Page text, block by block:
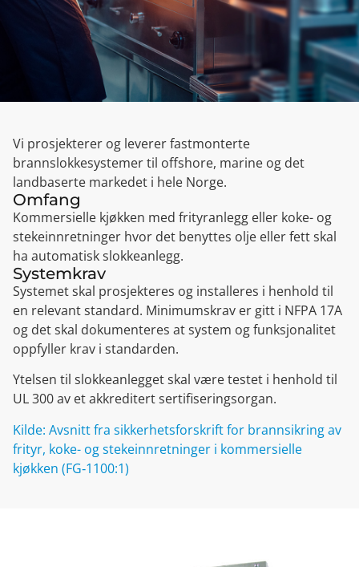
Vi prosjekterer og leverer fastmonterte
brannslokkesystemer til offshore, marine og det
landbaserte markedet i hele Norge.
Omfang
Kommersielle kjøkken med frityranlegg eller koke- og
stekeinnretninger hvor det benyttes olje eller fett skal
ha automatisk slokkeanlegg.
Systemkrav
Systemet skal prosjekteres og installeres i henhold til
en relevant standard. Minimumskrav er gitt i NFPA 17A
og det skal dokumenteres at system og funksjonalitet
oppfyller krav i standarden.
Ytelsen til slokkeanlegget skal være testet i henhold til
UL 300 av et akkreditert sertifiseringsorgan.
Kilde: Avsnitt fra sikkerhetsforskrift for brannsikring av
frityr, koke- og stekeinnretninger i kommersielle
kjøkken (FG‐1100:1)